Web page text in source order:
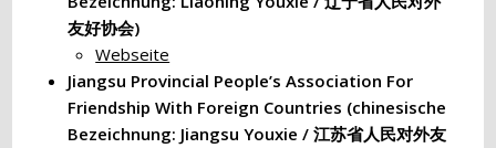
友好协会)
Webseite
Jiangsu Provincial People’s Association For
Friendship With Foreign Countries (chinesische
Bezeichnung: Jiangsu Youxie / 江苏省人民对外友